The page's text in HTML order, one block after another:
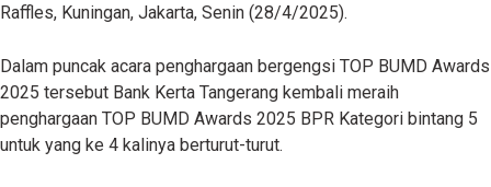
Raffles, Kuningan, Jakarta, Senin (28/4/2025).
Dalam puncak acara penghargaan bergengsi TOP BUMD Awards
2025 tersebut Bank Kerta Tangerang kembali meraih
penghargaan TOP BUMD Awards 2025 BPR Kategori bintang 5
untuk yang ke 4 kalinya berturut-turut.